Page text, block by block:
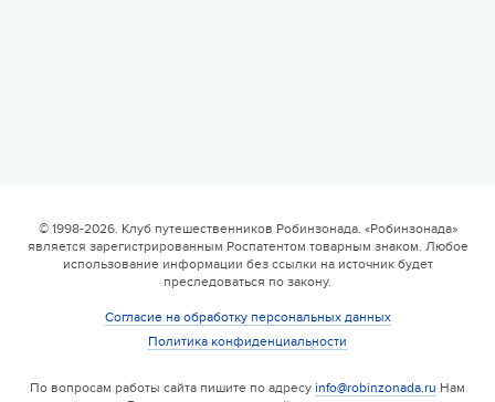
© 1998-2026. Клуб путешественников Робинзонада. «Робинзонада»
является зарегистрированным Роспатентом товарным знаком. Любое
использование информации без ссылки на источник будет
преследоваться по закону.
Согласие на обработку персональных данных
Политика конфиденциальности
По вопросам работы сайта пишите по адресу info@robinzonada.ru Нам